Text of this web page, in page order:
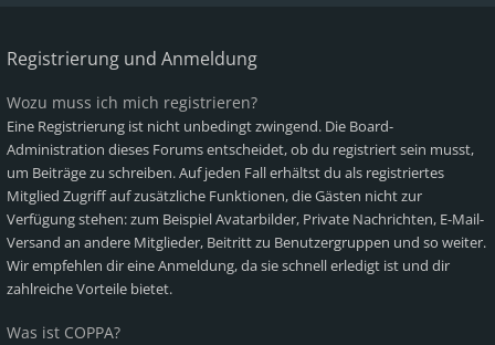
Registrierung und Anmeldung
Wozu muss ich mich registrieren?
Eine Registrierung ist nicht unbedingt zwingend. Die Board-
Administration dieses Forums entscheidet, ob du registriert sein musst,
um Beiträge zu schreiben. Auf jeden Fall erhältst du als registriertes
Mitglied Zugriff auf zusätzliche Funktionen, die Gästen nicht zur
Verfügung stehen: zum Beispiel Avatarbilder, Private Nachrichten, E-Mail-
Versand an andere Mitglieder, Beitritt zu Benutzergruppen und so weiter.
Wir empfehlen dir eine Anmeldung, da sie schnell erledigt ist und dir
zahlreiche Vorteile bietet.
Was ist COPPA?